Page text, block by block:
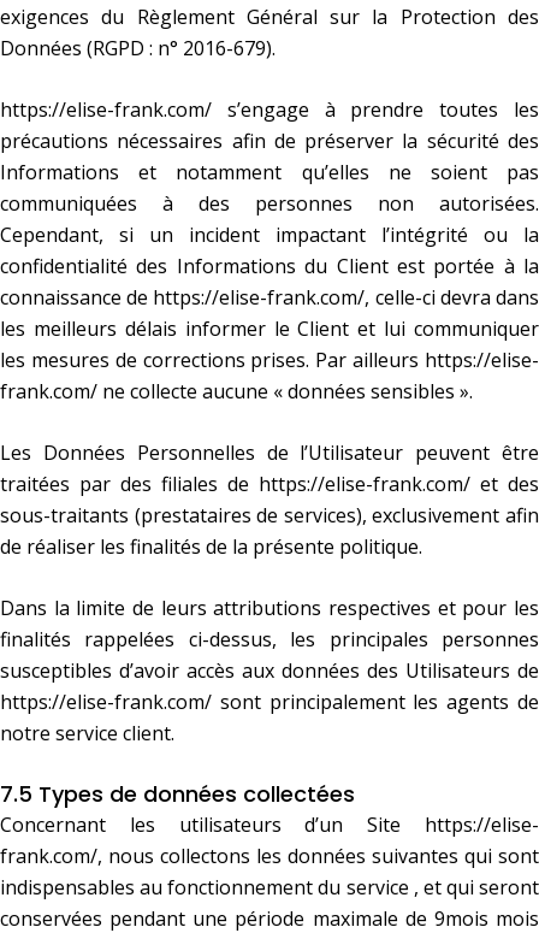
exigences du Règlement Général sur la Protection des
Données (RGPD : n° 2016-679).
https://elise-frank.com/ s’engage à prendre toutes les
précautions nécessaires afin de préserver la sécurité des
Informations et notamment qu’elles ne soient pas
communiquées à des personnes non autorisées.
Cependant, si un incident impactant l’intégrité ou la
confidentialité des Informations du Client est portée à la
connaissance de https://elise-frank.com/, celle-ci devra dans
les meilleurs délais informer le Client et lui communiquer
les mesures de corrections prises. Par ailleurs https://elise-
frank.com/ ne collecte aucune « données sensibles ».
Les Données Personnelles de l’Utilisateur peuvent être
traitées par des filiales de https://elise-frank.com/ et des
sous-traitants (prestataires de services), exclusivement afin
de réaliser les finalités de la présente politique.
Dans la limite de leurs attributions respectives et pour les
finalités rappelées ci-dessus, les principales personnes
susceptibles d’avoir accès aux données des Utilisateurs de
https://elise-frank.com/ sont principalement les agents de
notre service client.
7.5 Types de données collectées
Concernant les utilisateurs d’un Site https://elise-
frank.com/, nous collectons les données suivantes qui sont
indispensables au fonctionnement du service , et qui seront
conservées pendant une période maximale de 9mois mois